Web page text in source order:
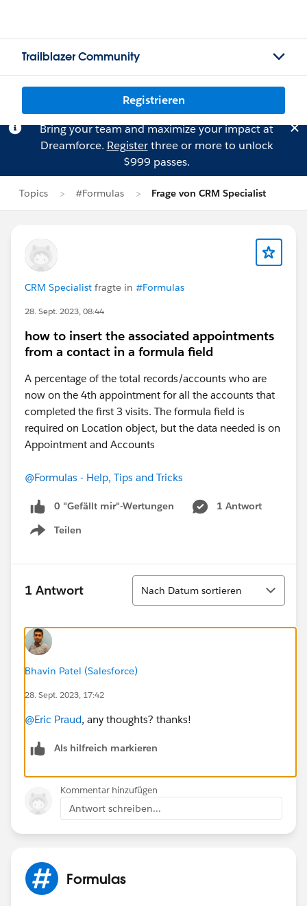
Trailblazer Community
Registrieren
Bring your team and maximize your impact at
Dreamforce. Registerthree or more to unlock
$999 passes.
Topics #Formulas Frage von CRM Specialist
CRM Specialist fragte in #Formulas
28. Sept. 2023, 08:44
how to insert the associated appointments
from a contact in a formula field
A percentage of the total records/accounts who are
now on the 4th appointment for all the accounts that
completed the first 3 visits. The formula field is
required on Location object, but the data needed is on
Appointment and Accounts
@Formulas - Help, Tips and Tricks
0 "Gefällt mir"-Wertungen
1 Antwort
Teilen
Show menu
1 Antwort
Sortieren
Nach Datum sortieren
Bhavin Patel (Salesforce)
28. Sept. 2023, 17:42
@Eric Praud, any thoughts? thanks!
Als hilfreich markieren
Kommentar hinzufügen
Antwort schreiben...
Formulas